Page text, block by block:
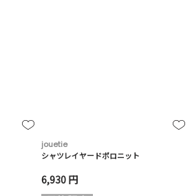
jouetie
シャツレイヤードポロニット
6,930 円